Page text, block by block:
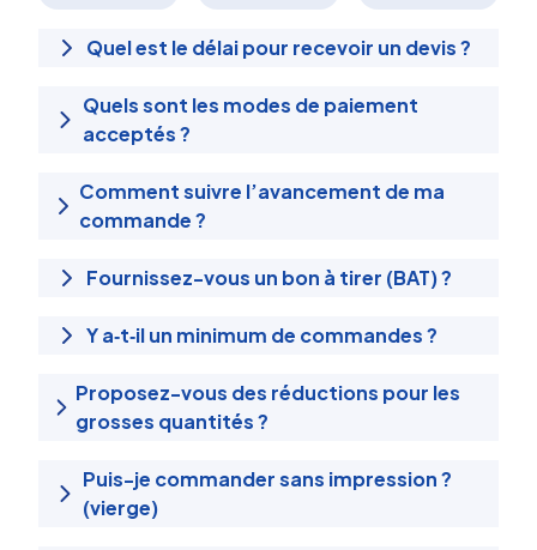
Quel est le délai pour recevoir un devis ?
Quels sont les modes de paiement
acceptés ?
Comment suivre l’avancement de ma
commande ?
Fournissez-vous un bon à tirer (BAT) ?
Y a‑t‑il un minimum de commandes ?
Proposez-vous des réductions pour les
grosses quantités ?
Puis-je commander sans impression ?
(vierge)